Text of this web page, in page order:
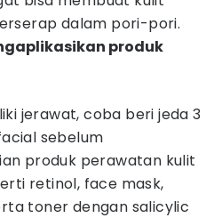
dalam pori-pori.
produk
jerawat, coba beri jeda 3
sebelum
produk perawatan kulit
retinol, face mask,
toner dengan salicylic